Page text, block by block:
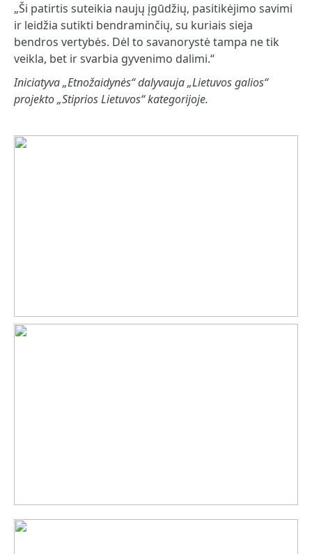
„Ši patirtis suteikia naujų įgūdžių, pasitikėjimo savimi
ir leidžia sutikti bendraminčių, su kuriais sieja
bendros vertybės. Dėl to savanorystė tampa ne tik
veikla, bet ir svarbia gyvenimo dalimi.“
Iniciatyva „Etnožaidynės“ dalyvauja „Lietuvos galios“
projekto „Stiprios Lietuvos“ kategorijoje.